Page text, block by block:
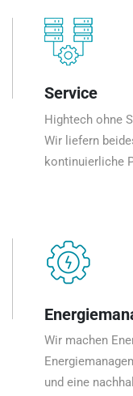
Service
Hightech ohne
Wir liefern
kontinuierliche
Wir machen
und eine